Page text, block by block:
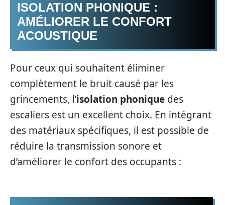
ISOLATION PHONIQUE :
AMÉLIORER LE CONFORT
ACOUSTIQUE
Pour ceux qui souhaitent éliminer
complètement le bruit causé par les
grincements, l’isolation phonique des
escaliers est un excellent choix. En intégrant
des matériaux spécifiques, il est possible de
réduire la transmission sonore et
d’améliorer le confort des occupants :